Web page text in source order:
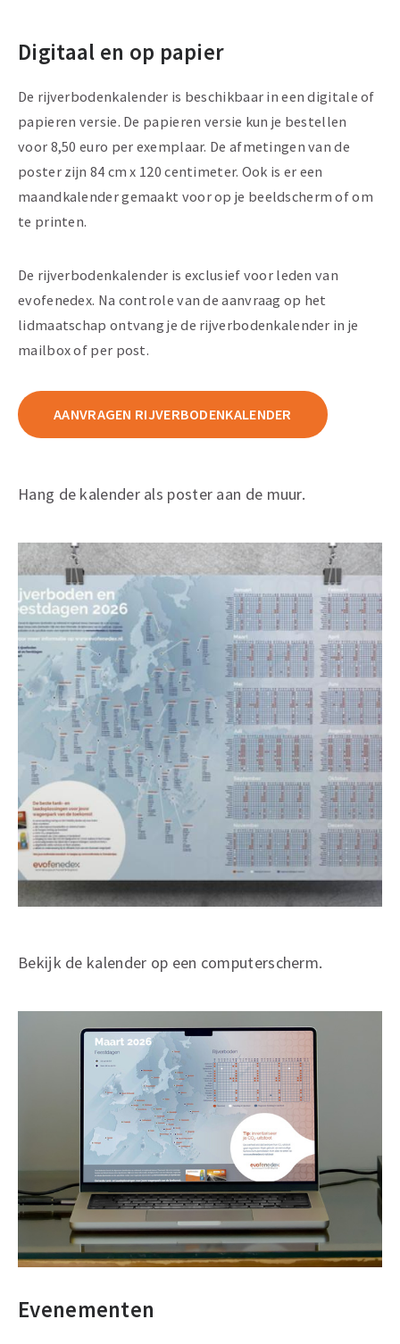
Digitaal en op papier
De rijverbodenkalender is beschikbaar in een digitale of
papieren versie. De papieren versie kun je bestellen
voor 8,50 euro per exemplaar. De afmetingen van de
poster zijn 84 cm x 120 centimeter. Ook is er een
maandkalender gemaakt voor op je beeldscherm of om
te printen.
De rijverbodenkalender is exclusief voor leden van
evofenedex. Na controle van de aanvraag op het
lidmaatschap ontvang je de rijverbodenkalender in je
mailbox of per post.
AANVRAGEN RIJVERBODENKALENDER
Hang de kalender als poster aan de muur.
Bekijk de kalender op een computerscherm.
Evenementen